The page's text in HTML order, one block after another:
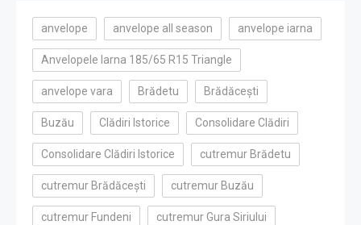
anvelope anvelope all season anvelope iarna
Anvelopele Iarna 185/65 R15 Triangle
anvelope vara Brădetu Brădăcești
Buzău Clădiri Istorice Consolidare Clădiri
Consolidare Clădiri Istorice cutremur Brădetu
cutremur Brădăcești cutremur Buzău
cutremur Fundeni cutremur Gura Siriului